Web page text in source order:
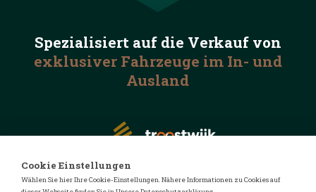
Spezialisiert auf die Verkauf von
exklusiver Fahrzeuge im In- und
Ausland
Cookie Einstellungen
Wählen Sie hier Ihre Cookie-Einstellungen. Nähere Informationen zu Cookies auf